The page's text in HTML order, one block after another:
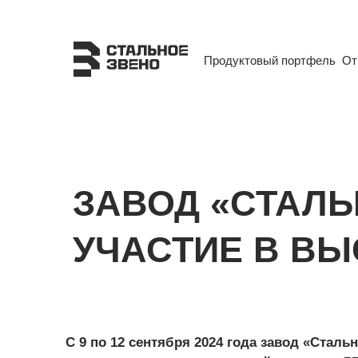
Продуктовый портфель
Продуктовый портфель
ЗАВОД
УЧАСТИЕ В
С 9 по 12 сентября 2024 года завод